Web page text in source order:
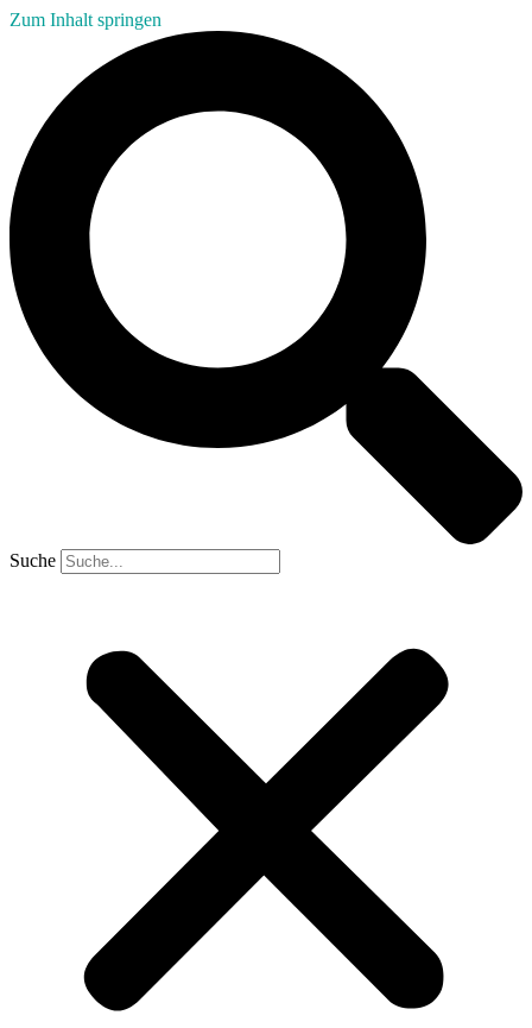
Zum Inhalt springen
Suche